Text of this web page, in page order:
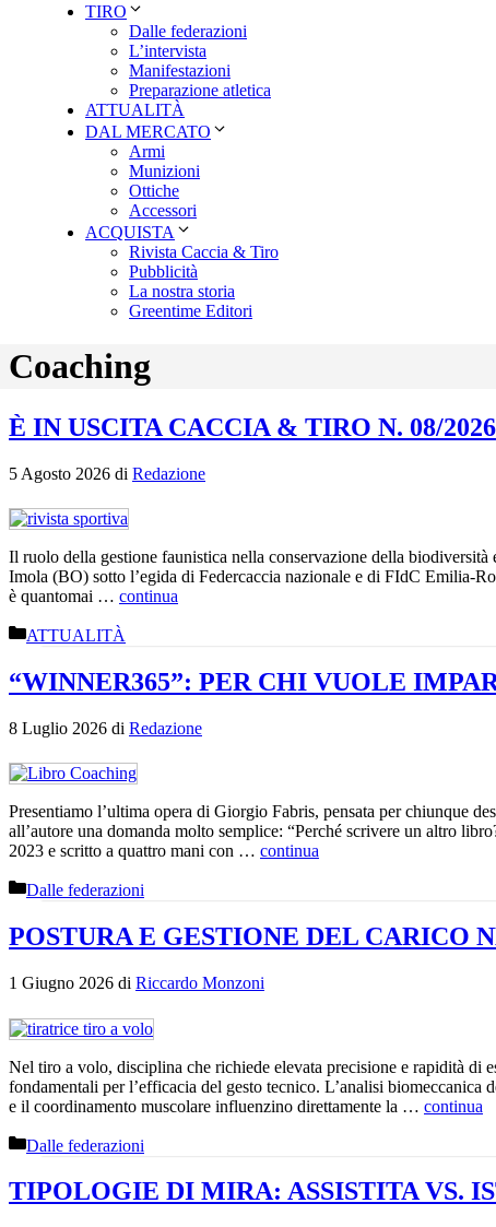
TIRO
Dalle federazioni
L’intervista
Manifestazioni
Preparazione atletica
ATTUALITÀ
DAL MERCATO
Armi
Munizioni
Ottiche
Accessori
ACQUISTA
Rivista Caccia & Tiro
Pubblicità
La nostra storia
Greentime Editori
Coaching
È IN USCITA CACCIA & TIRO N. 08/2026
5 Agosto 2026 di Redazione
Il ruolo della gestione faunistica nella conservazione della
Imola (BO) sotto l’egida di Federcaccia nazionale e di FIdC Emilia-
è quantomai … continua
Categorie
ATTUALITÀ
“WINNER365”: PER CHI VUOLE
8 Luglio 2026 di Redazione
Presentiamo l’ultima opera di Giorgio Fabris, pensata per chiunque
all’autore una domanda molto semplice: “Perché scrivere un altro
2023 e scritto a quattro mani con … continua
Categorie
Dalle federazioni
POSTURA E GESTIONE DEL CARICO
1 Giugno 2026 di Riccardo Monzoni
Nel tiro a volo, disciplina che richiede elevata precisione e rapidità di
fondamentali per l’efficacia del gesto tecnico. L’analisi
e il coordinamento muscolare influenzino direttamente la … continua
Categorie
Dalle federazioni
TIPOLOGIE DI MIRA: ASSISTITA VS.